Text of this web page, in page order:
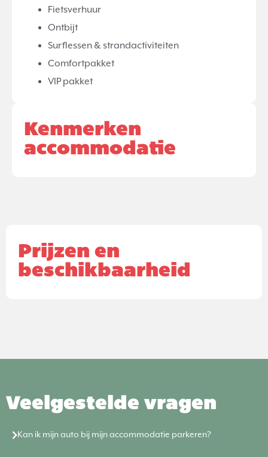
Fietsverhuur
Ontbijt
Surflessen & strandactiviteiten
Comfortpakket
VIP pakket
Kenmerken
accommodatie
Prijzen en
beschikbaarheid
Veelgestelde vragen
Kan ik mijn auto bij mijn accommodatie parkeren?